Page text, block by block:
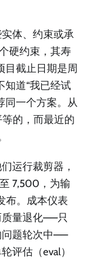
体、约束或承
硬约束，其寿
目截止日期是周
知道“我已经试
同一个方案。从
的，而最近的
运行裁剪器，
7,500，为输
布。成本仪表
量退化——只
问题轮次中——
评估（eval）